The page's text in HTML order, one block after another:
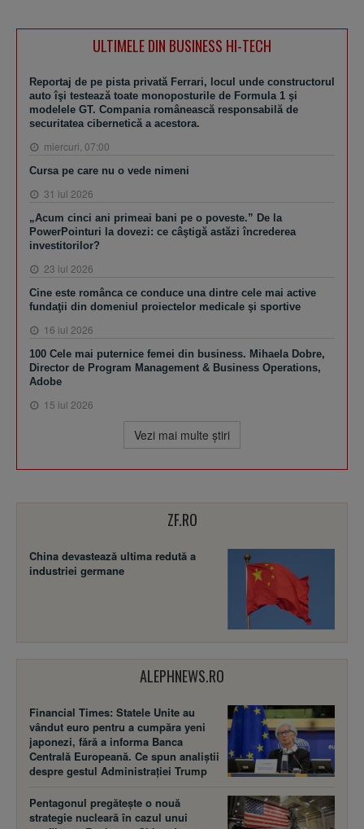
ULTIMELE DIN BUSINESS HI-TECH
Reportaj de pe pista privată Ferrari, locul unde constructorul
auto îşi testează toate monoposturile de Formula 1 şi
modelele GT. Compania românească responsabilă de
securitatea cibernetică a acestora.
miercuri, 07:00
Cursa pe care nu o vede nimeni
31 iul 2026
„Acum cinci ani primeai bani pe o poveste.” De la
PowerPointuri la dovezi: ce câştigă astăzi încrederea
investitorilor?
23 iul 2026
Cine este românca ce conduce una dintre cele mai active
fundaţii din domeniul proiectelor medicale şi sportive
16 iul 2026
100 Cele mai puternice femei din business. Mihaela Dobre,
Director de Program Management & Business Operations,
Adobe
15 iul 2026
Vezi mai multe ştiri
ZF.RO
China devastează ultima redută a
industriei germane
ALEPHNEWS.RO
Financial Times: Statele Unite au
vândut euro pentru a cumpăra yeni
japonezi, fără a informa Banca
Centrală Europeană. Ce spun analiștii
despre gestul Administrației Trump
Pentagonul pregătește o nouă
strategie nucleară în cazul unui